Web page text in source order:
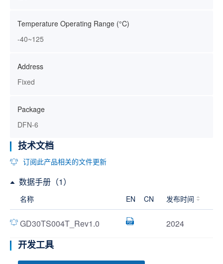
Temperature Operating Range (°C)
-40~125
Address
Fixed
Package
DFN-6
技术文档
订阅此产品相关的文件更新
数据手册（1）
名称 EN CN 发布时间
GD30TS004T_Rev1.0 2024
开发工具